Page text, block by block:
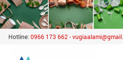
Hotline: 0966 173 662 -